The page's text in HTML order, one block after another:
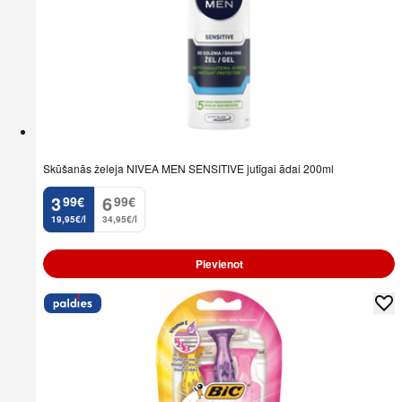
Skūšanās želeja NIVEA MEN SENSITIVE jutīgai ādai 200ml
3
. 99€
19,95€/l
6
. 99€
34,95€/l
Pievienot